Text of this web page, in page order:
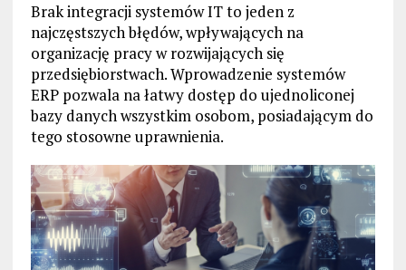
Brak integracji systemów IT to jeden z
najczęstszych błędów, wpływających na
organizację pracy w rozwijających się
przedsiębiorstwach. Wprowadzenie systemów
ERP pozwala na łatwy dostęp do ujednoliconej
bazy danych wszystkim osobom, posiadającym do
tego stosowne uprawnienia.